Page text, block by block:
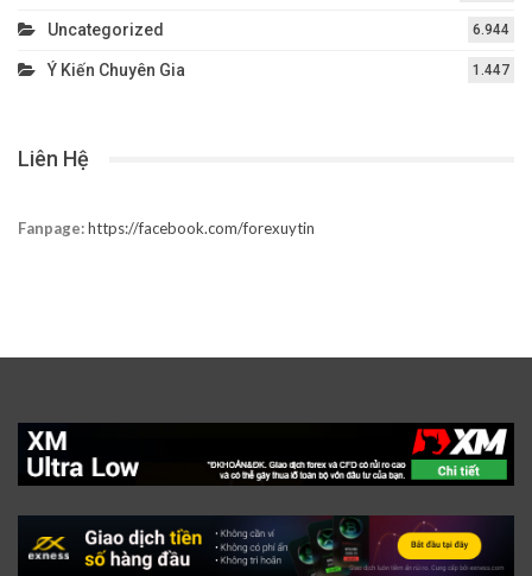
Uncategorized 6.944
Ý Kiến Chuyên Gia 1.447
Liên Hệ
Fanpage:https://facebook.com/forexuytin